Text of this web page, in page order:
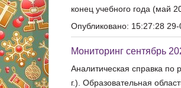
конец учебного года (май
Опубликовано: 15:27:28
Мониторинг сентябрь
Аналитическая справка по
г.). Образовательная